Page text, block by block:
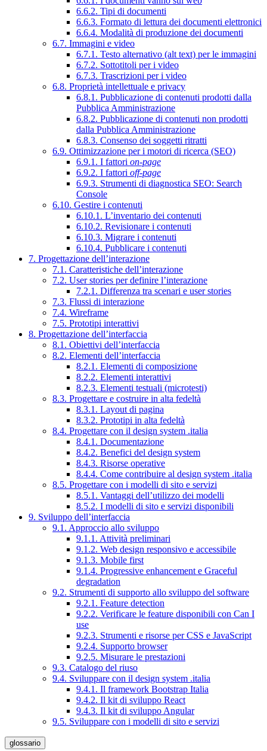
6.6.2. Tipi di documenti
6.6.3. Formato di lettura dei documenti elettronici
6.6.4. Modalità di produzione dei documenti
6.7. Immagini e video
6.7.1. Testo alternativo (alt text) per le immagini
6.7.2. Sottotitoli per i video
6.7.3. Trascrizioni per i video
6.8. Proprietà intellettuale e privacy
6.8.1. Pubblicazione di contenuti prodotti dalla
Pubblica Amministrazione
6.8.2. Pubblicazione di contenuti non prodotti
dalla Pubblica Amministrazione
6.8.3. Consenso dei soggetti ritratti
6.9. Ottimizzazione per i motori di ricerca (SEO)
6.9.1. I fattori on-page
6.9.2. I fattori off-page
6.9.3. Strumenti di diagnostica SEO: Search
Console
6.10. Gestire i contenuti
6.10.1. L’inventario dei contenuti
6.10.2. Revisionare i contenuti
6.10.3. Migrare i contenuti
6.10.4. Pubblicare i contenuti
7. Progettazione dell’interazione
7.1. Caratteristiche dell’interazione
7.2. User stories per definire l’interazione
7.2.1. Differenza tra scenari e user stories
7.3. Flussi di interazione
7.4. Wireframe
7.5. Prototipi interattivi
8. Progettazione dell’interfaccia
8.1. Obiettivi dell’interfaccia
8.2. Elementi dell’interfaccia
8.2.1. Elementi di composizione
8.2.2. Elementi interattivi
8.2.3. Elementi testuali (microtesti)
8.3. Progettare e costruire in alta fedeltà
8.3.1. Layout di pagina
8.3.2. Prototipi in alta fedeltà
8.4. Progettare con il design system .italia
8.4.1. Documentazione
8.4.2. Benefici del design system
8.4.3. Risorse operative
8.4.4. Come contribuire al design system .italia
8.5. Progettare con i modelli di sito e servizi
8.5.1. Vantaggi dell’utilizzo dei modelli
8.5.2. I modelli di sito e servizi disponibili
9. Sviluppo dell’interfaccia
9.1. Approccio allo sviluppo
9.1.1. Attività preliminari
9.1.2. Web design responsivo e accessibile
9.1.3. Mobile first
9.1.4. Progressive enhancement e Graceful
degradation
9.2. Strumenti di supporto allo sviluppo del software
9.2.1. Feature detection
9.2.2. Verificare le feature disponibili con Can I
use
9.2.3. Strumenti e risorse per CSS e JavaScript
9.2.4. Supporto browser
9.2.5. Misurare le prestazioni
9.3. Catalogo del riuso
9.4. Sviluppare con il design system .italia
9.4.1. Il framework Bootstrap Italia
9.4.2. Il kit di sviluppo React
9.4.3. Il kit di sviluppo Angular
9.5. Sviluppare con i modelli di sito e servizi
glossario